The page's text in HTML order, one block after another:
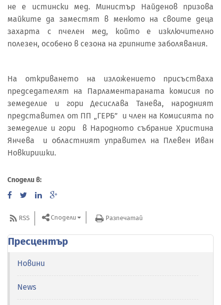
не е истински мед. Министър Найденов призова
майките да заместят в менюто на своите деца
захарта с пчелен мед, който е изключително
полезен, особено в сезона на грипните заболявания.
На откриването на изложението присъстваха
председателят на Парламентараната комисия по
земеделие и гори Десислава Танева, народният
представител от ПП „ГЕРБ” и член на Комисията по
земеделие и гори в Народното събрание Христина
Янчева и областният управител на Плевен Иван
Новкиришки.
Сподели в:
RSS Сподели Разпечатай
Пресцентър
Новини
News